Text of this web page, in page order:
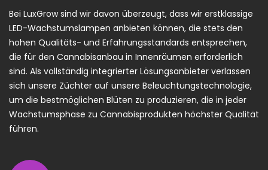
Bei LuxGrow sind wir davon überzeugt, dass wir erstklassige
LED-Wachstumslampen anbieten können, die stets den
hohen Qualitäts- und Erfahrungsstandards entsprechen,
die für den Cannabisanbau in Innenräumen erforderlich
sind. Als vollständig integrierter Lösungsanbieter verlassen
sich unsere Züchter auf unsere Beleuchtungstechnologie,
um die bestmöglichen Blüten zu produzieren, die in jeder
Wachstumsphase zu Cannabisprodukten höchster Qualität
führen.